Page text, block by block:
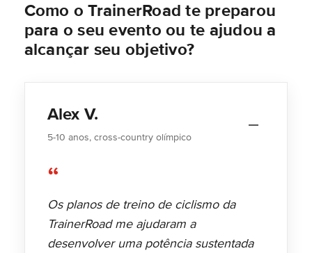
Como o TrainerRoad te preparou
para o seu evento ou te ajudou a
alcançar seu objetivo?
Alex V.
5-10 anos, cross-country olímpico
“
Os planos de treino de ciclismo da
TrainerRoad me ajudaram a
desenvolver uma potência sustentada